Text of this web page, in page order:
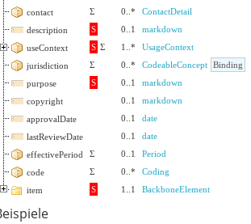
contact
Σ 0..*
ContactDetail
description
S 0..1
markdown
useContext
S Σ 1..*
UsageContext
jurisdiction
Σ 0..* CodeableConcept Binding
purpose
S 0..1
markdown
copyright
0..1
markdown
approvalDate
0..1
date
lastReviewDate
0..1
date
effectivePeriod
Σ 0..1
Period
code
Σ 0..*
Coding
item
S 1..1 BackboneElement